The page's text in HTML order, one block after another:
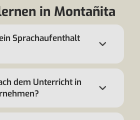
in Montañita
Sprachaufenthalt
dem Unterricht in